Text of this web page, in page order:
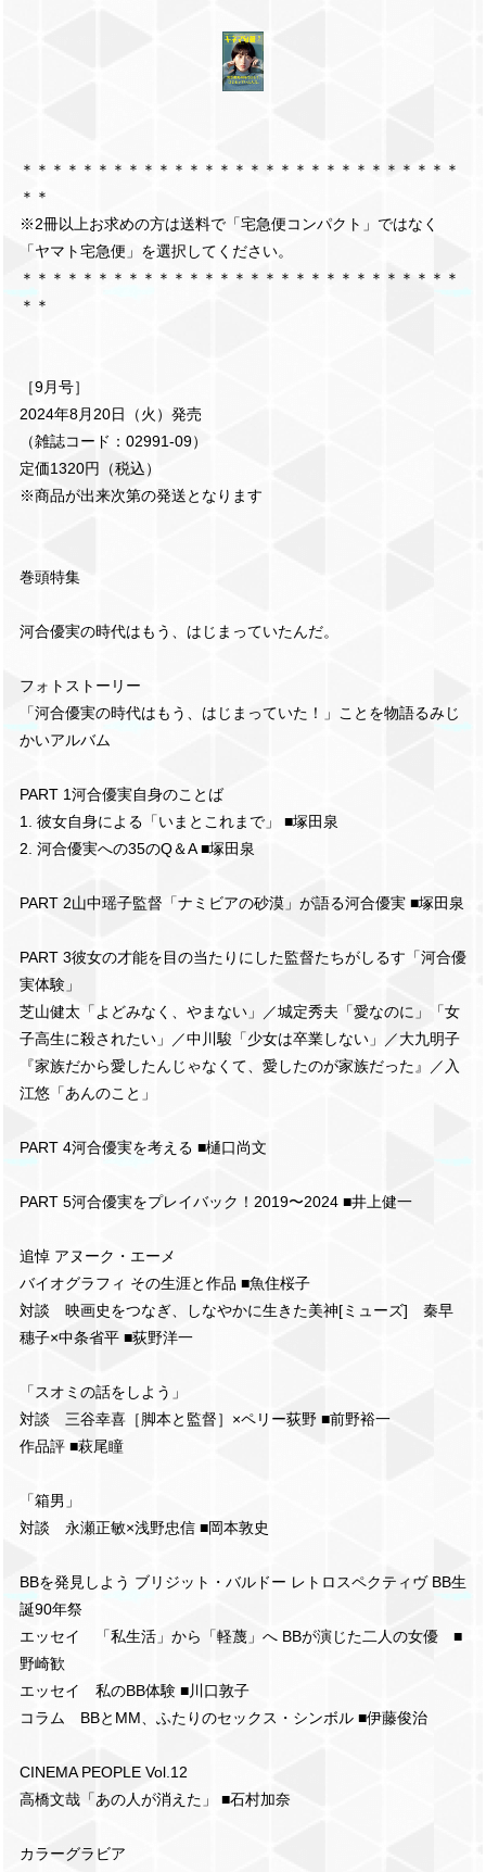
＊＊＊＊＊＊＊＊＊＊＊＊＊＊＊＊＊＊＊＊＊＊＊＊＊＊＊＊＊
＊＊
※2冊以上お求めの方は送料で「宅急便コンパクト」ではなく
「ヤマト宅急便」を選択してください。
＊＊＊＊＊＊＊＊＊＊＊＊＊＊＊＊＊＊＊＊＊＊＊＊＊＊＊＊＊
＊＊
［9月号］
2024年8月20日（火）発売
（雑誌コード：02991-09）
定価1320円（税込）
※商品が出来次第の発送となります
巻頭特集
河合優実の時代はもう、はじまっていたんだ。
フォトストーリー
「河合優実の時代はもう、はじまっていた！」ことを物語るみじ
かいアルバム
PART 1河合優実自身のことば
1. 彼女自身による「いまとこれまで」 ■塚田泉
2. 河合優実への35のQ＆A ■塚田泉
PART 2山中瑶子監督「ナミビアの砂漠」が語る河合優実 ■塚田泉
PART 3彼女の才能を目の当たりにした監督たちがしるす「河合優
実体験」
芝山健太「よどみなく、やまない」／城定秀夫「愛なのに」「女
子高生に殺されたい」／中川駿「少女は卒業しない」／大九明子
『家族だから愛したんじゃなくて、愛したのが家族だった』／入
江悠「あんのこと」
PART 4河合優実を考える ■樋口尚文
PART 5河合優実をプレイバック！2019〜2024 ■井上健一
追悼 アヌーク・エーメ
バイオグラフィ その生涯と作品 ■魚住桜子
対談 映画史をつなぎ、しなやかに生きた美神[ミューズ] 秦早
穗子×中条省平 ■荻野洋一
「スオミの話をしよう」
対談 三谷幸喜［脚本と監督］×ペリー荻野 ■前野裕一
作品評 ■萩尾瞳
「箱男」
対談 永瀬正敏×浅野忠信 ■岡本敦史
BBを発見しよう ブリジット・バルドー レトロスペクティヴ BB生
誕90年祭
エッセイ 「私生活」から「軽蔑」へ BBが演じた二人の女優 ■
野崎歓
エッセイ 私のBB体験 ■川口敦子
コラム BBとMM、ふたりのセックス・シンボル ■伊藤俊治
CINEMA PEOPLE Vol.12
高橋文哉「あの人が消えた」 ■石村加奈
カラーグラビア